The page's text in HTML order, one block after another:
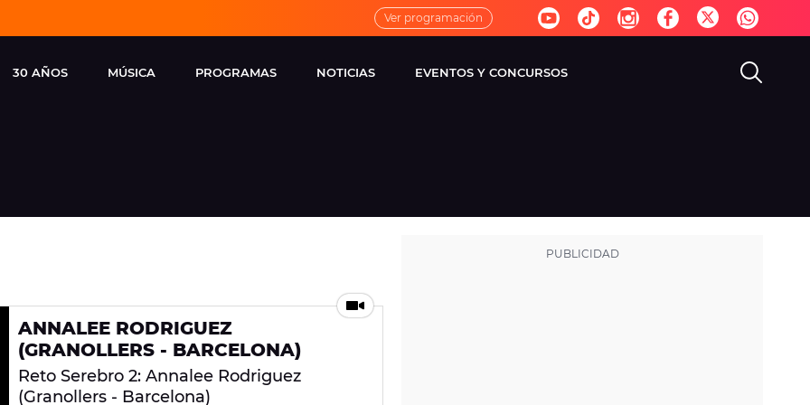
Ver programación
30 AÑOS
ENTREVISTAS
REMEMBER EUROPA
FM
MÚSICA PROGRAMAS
VIRALES
NOTICIAS EVENTOS Y CONCURSOS
ANNALEE RODRIGUEZ
(GRANOLLERS - BARCELONA)
Reto Serebro 2: Annalee Rodriguez
(Granollers - Barcelona)